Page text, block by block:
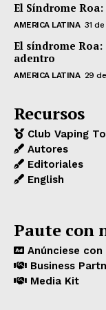
El Síndrome
AMERICA LATINA 31
El síndrome
adentro
AMERICA LATINA 29
Recursos
Club Vaping
Autores
Editoriales
English
Paute con
Anúnciese
Business
Media Kit